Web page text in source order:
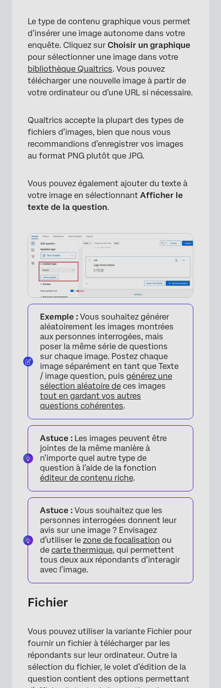
×
Le type de contenu graphique vous permet
d’insérer une image autonome dans votre
enquête. Cliquez sur Choisir un graphique
pour sélectionner une image dans votre
bibliothèque Qualtrics. Vous pouvez
télécharger une nouvelle image à partir de
votre ordinateur ou d’une URL si nécessaire.
Qualtrics accepte la plupart des types de
fichiers d’images, bien que nous vous
recommandions d’enregistrer vos images
au format PNG plutôt que JPG.
Vous pouvez également ajouter du texte à
votre image en sélectionnant Afficher le
texte de la question.
Exemple : Vous souhaitez générer
aléatoirement les images montrées
aux personnes interrogées, mais
poser la même série de questions
sur chaque image. Postez chaque
image séparément en tant que Texte
/ image question, puis générez une
sélection aléatoire de ces images
tout en gardant vos autres
questions cohérentes.
Astuce : Les images peuvent être
jointes de la même manière à
n’importe quel autre type de
question à l’aide de la fonction
éditeur de contenu riche.
Astuce : Vous souhaitez que les
personnes interrogées donnent leur
avis sur une image ? Envisagez
d’utiliser le zone de focalisation ou
de carte thermique, qui permettent
tous deux aux répondants d’interagir
avec l’image.
Fichier
Vous pouvez utiliser la variante Fichier pour
fournir un fichier à télécharger par les
répondants sur leur ordinateur. Outre la
sélection du fichier, le volet d’édition de la
question contient des options permettant